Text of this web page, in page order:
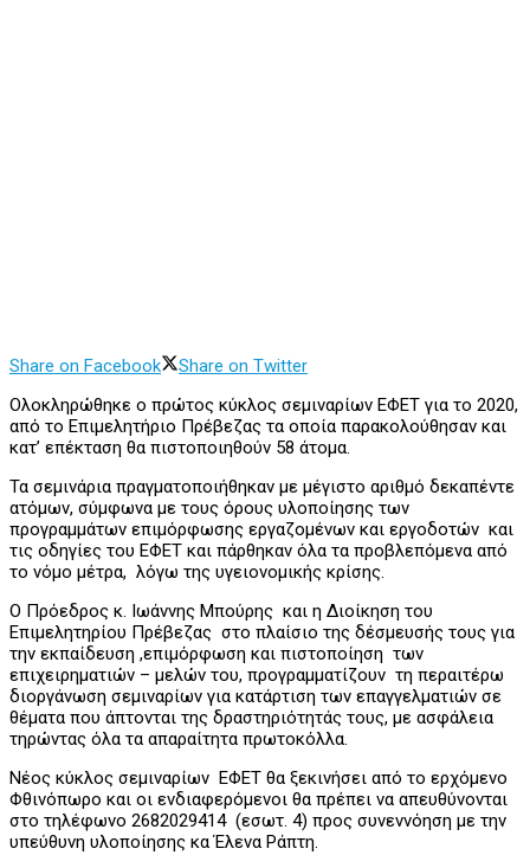
Share on Facebook
Share on Twitter
Ολοκληρώθηκε ο πρώτος κύκλος σεμιναρίων ΕΦΕΤ για το 2020,
από το Επιμελητήριο Πρέβεζας τα οποία παρακολούθησαν και
κατ’ επέκταση θα πιστοποιηθούν 58 άτομα.
Τα σεμινάρια πραγματοποιήθηκαν με μέγιστο αριθμό δεκαπέντε
ατόμων, σύμφωνα με τους όρους υλοποίησης των
προγραμμάτων επιμόρφωσης εργαζομένων και εργοδοτών και
τις οδηγίες του ΕΦΕΤ και πάρθηκαν όλα τα προβλεπόμενα από
το νόμο μέτρα, λόγω της υγειονομικής κρίσης.
Ο Πρόεδρος κ. Ιωάννης Μπούρης και η Διοίκηση του
Επιμελητηρίου Πρέβεζας στο πλαίσιο της δέσμευσής τους για
την εκπαίδευση ,επιμόρφωση και πιστοποίηση των
επιχειρηματιών – μελών του, προγραμματίζουν τη περαιτέρω
διοργάνωση σεμιναρίων για κατάρτιση των επαγγελματιών σε
θέματα που άπτονται της δραστηριότητάς τους, με ασφάλεια
τηρώντας όλα τα απαραίτητα πρωτοκόλλα.
Νέος κύκλος σεμιναρίων ΕΦΕΤ θα ξεκινήσει από το ερχόμενο
Φθινόπωρο και οι ενδιαφερόμενοι θα πρέπει να απευθύνονται
στο τηλέφωνο 2682029414 (εσωτ. 4) προς συνεννόηση με την
υπεύθυνη υλοποίησης κα Έλενα Ράπτη.